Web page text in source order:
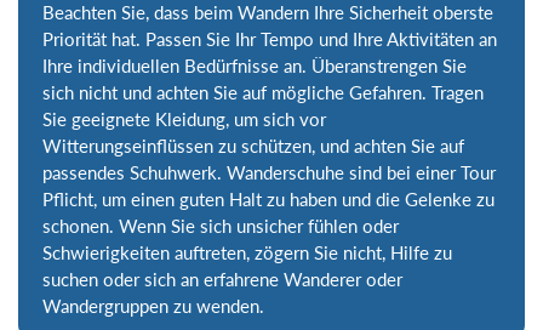
Beachten Sie, dass beim Wandern Ihre Sicherheit oberste
Priorität hat. Passen Sie Ihr Tempo und Ihre Aktivitäten an
Ihre individuellen Bedürfnisse an. Überanstrengen Sie
sich nicht und achten Sie auf mögliche Gefahren. Tragen
Sie geeignete Kleidung, um sich vor
Witterungseinflüssen zu schützen, und achten Sie auf
passendes Schuhwerk. Wanderschuhe sind bei einer Tour
Pflicht, um einen guten Halt zu haben und die Gelenke zu
schonen. Wenn Sie sich unsicher fühlen oder
Schwierigkeiten auftreten, zögern Sie nicht, Hilfe zu
suchen oder sich an erfahrene Wanderer oder
Wandergruppen zu wenden.